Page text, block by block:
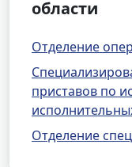
области
Отделение
приставов по
Отделение